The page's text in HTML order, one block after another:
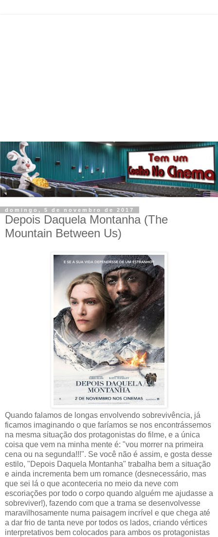
domingo, 5 de novembro de 2017
Depois Daquela Montanha (The
Mountain Between Us)
Quando falamos de longas envolvendo sobrevivência, já
ficamos imaginando o que faríamos se nos encontrássemos
na mesma situação dos protagonistas do filme, e a única
coisa que vem na minha mente é: "vou morrer na primeira
cena ou na segunda!!!". Se você não é assim, e gosta desse
estilo, "Depois Daquela Montanha" trabalha bem a situação
e ainda incrementa bem um romance (desnecessário, mas
que sei lá o que aconteceria no meio da neve com
escoriações por todo o corpo quando alguém me ajudasse a
sobreviver!), fazendo com que a trama se desenvolvesse
maravilhosamente numa paisagem incrível e que chega até
a dar frio de tanta neve por todos os lados, criando vértices
interpretativos bem colocados para ambos os protagonistas